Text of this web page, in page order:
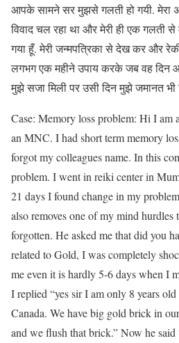
आपके सामने सर मुझसे गलती हो गयी. मेरा
विवाद चल रहा था और मेरी ही एक
गया हूँ. मेरी जन्मपत्रिका से देख कर और
लगभग एक महीने उपाय करके जब वह दिन
मुझे सजा मिली पर उसी दिन मुझे जमानत भी
Case: Memory loss problem: Hi I am
an MNC. I had short term memory
forgot my colleagues name. In this
problem. I went in reiki center in
21 days I found change in my
also removes one of my mind
forgotten. He asked me that did you
related to Gold, I was completely
me even it is hardly 5-6 days when I
I replied “yes sir I am only 8 years
Canada. We have big gold brick in
and we flush that brick.” Now he